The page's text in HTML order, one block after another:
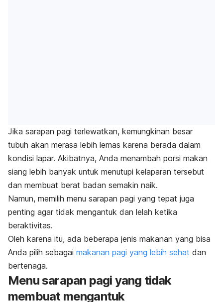
Jika sarapan pagi terlewatkan, kemungkinan besar
tubuh akan merasa lebih lemas karena berada dalam
kondisi lapar. Akibatnya, Anda menambah porsi makan
siang lebih banyak untuk menutupi kelaparan tersebut
dan membuat berat badan semakin naik.
Namun, memilih menu sarapan pagi yang tepat juga
penting agar tidak mengantuk dan lelah ketika
beraktivitas.
Oleh karena itu, ada beberapa jenis makanan yang bisa
Anda pilih sebagai makanan pagi yang lebih sehat dan
bertenaga.
Menu sarapan pagi yang tidak
membuat mengantuk